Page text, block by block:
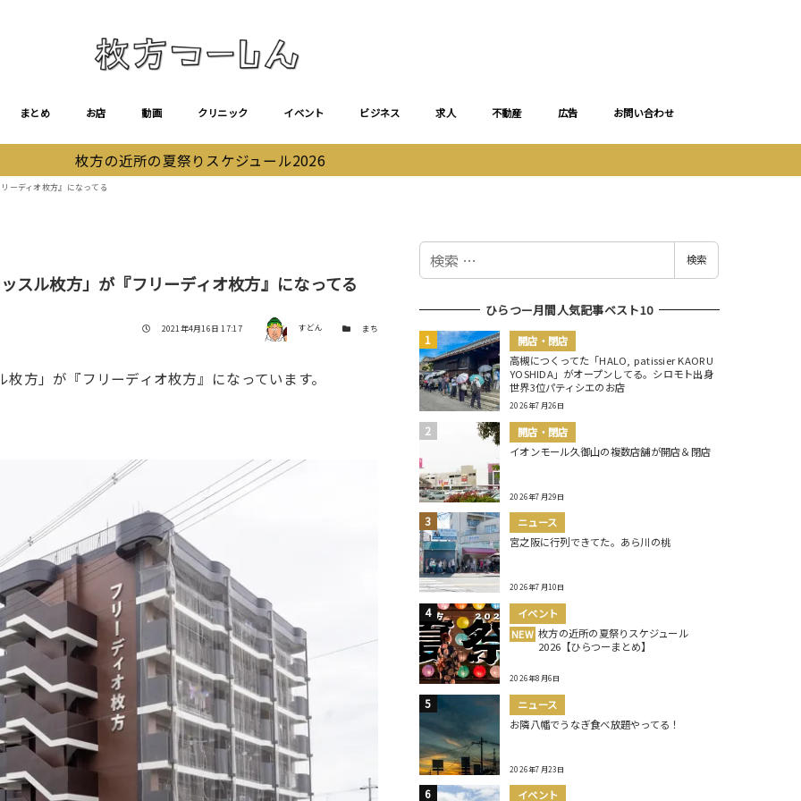
まとめ お店 動画 クリニック イベント ビジネス 求人 不動産 広告 お問い合わせ
枚方の近所の夏祭りスケジュール2026
ーディオ枚方』になってる
スル枚方」が『フリーディオ枚方』になってる
投稿日
2021年4月16日 17:17 著者 すどん カテゴリー
まち
方」が『フリーディオ枚方』になっています。
検
検索
ひらつー月間人気記事ベスト10
開店・閉店
高槻につくってた「HALO, patissier KAORU
YOSHIDA」がオープンしてる。シロモト出身
世界3位パティシエのお店
2026年7月26日
開店・閉店
イオンモール久御山の複数店舗が開店＆閉店
2026年7月29日
ニュース
宮之阪に行列できてた。あら川の桃
2026年7月10日
イベント
NEW 枚方の近所の夏祭りスケジュール
2026【ひらつーまとめ】
2026年8月6日
ニュース
お隣八幡でうなぎ食べ放題やってる！
2026年7月23日
イベント